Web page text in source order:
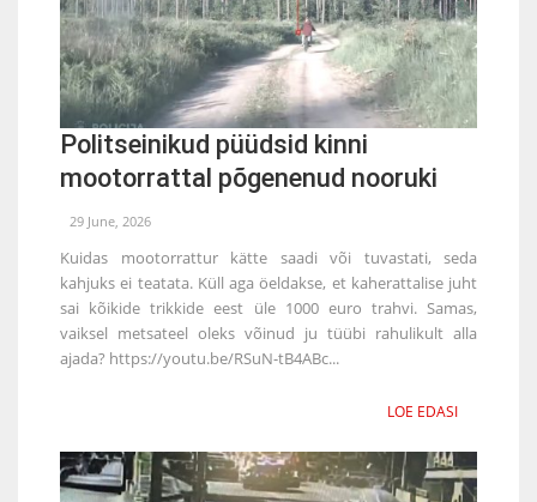
Politseinikud püüdsid kinni
mootorrattal põgenenud nooruki
29 June, 2026
Kuidas mootorrattur kätte saadi või tuvastati, seda
kahjuks ei teatata. Küll aga öeldakse, et kaherattalise juht
sai kõikide trikkide eest üle 1000 euro trahvi. Samas,
vaiksel metsateel oleks võinud ju tüübi rahulikult alla
ajada? https://youtu.be/RSuN-tB4ABc...
LOE EDASI